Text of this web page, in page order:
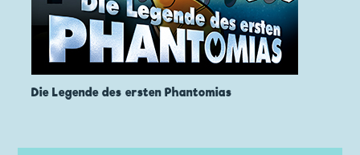
Die Legende des ersten Phantomias